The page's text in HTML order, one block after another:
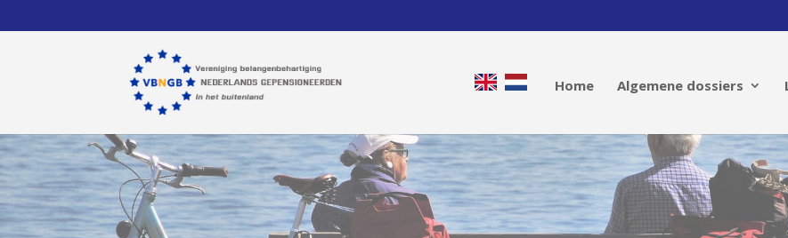
Home Algemene dossiers